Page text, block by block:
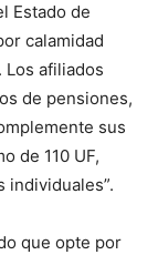
Estado de
calamidad
Los afiliados
de pensiones,
sus
de 110 UF,
individuales”.
que opte por